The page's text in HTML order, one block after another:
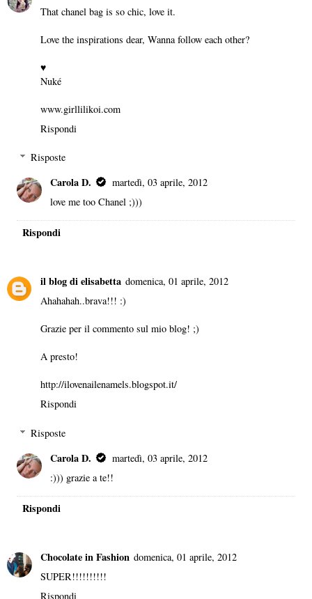
That chanel bag is so chic, love it.
Love the inspirations dear, Wanna follow each other?
♥
Nuké
www.girllilikoi.com
Rispondi
Risposte
Carola D.
martedì, 03 aprile, 2012
love me too Chanel ;)))
Rispondi
il blog di elisabetta domenica, 01 aprile, 2012
Ahahahah..brava!!! :)
Grazie per il commento sul mio blog! ;)
A presto!
http://ilovenailenamels.blogspot.it/
Rispondi
Risposte
Carola D.
martedì, 03 aprile, 2012
:))) grazie a te!!
Rispondi
Chocolate in Fashion domenica, 01 aprile, 2012
SUPER!!!!!!!!!!
Rispondi